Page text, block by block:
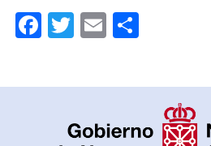
Facebook
Twitter
Email